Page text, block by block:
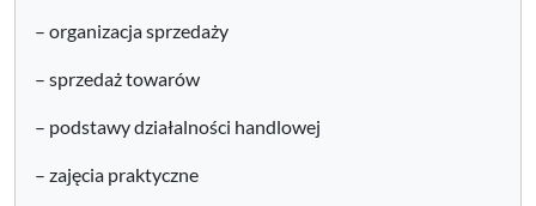
– organizacja sprzedaży
– sprzedaż towarów
– podstawy działalności handlowej
– zajęcia praktyczne